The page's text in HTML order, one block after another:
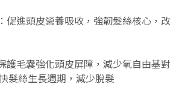
促進頭皮營養吸收，強韌髮絲核心，改
護毛囊強化頭皮屏障，減少氧自由基對
髮絲生長週期，減少脫髮